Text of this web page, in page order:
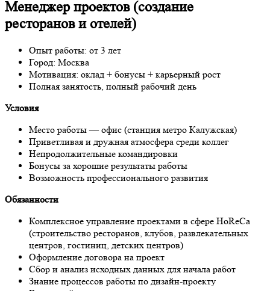
Менеджер проектов (создание
ресторанов и отелей)
Опыт работы: от 3 лет
Город: Москва
Мотивация: оклад + бонусы + карьерный рост
Полная занятость, полный рабочий день
Условия
Место работы — офис (станция метро Калужская)
Приветливая и дружная атмосфера среди коллег
Непродолжительные командировки
Бонусы за хорошие результаты работы
Возможность профессионального развития
Обязанности
Комплексное управление проектами в сфере HoReCa
(строительство ресторанов, клубов, развлекательных
центров, гостиниц, детских центров)
Оформление договора на проект
Сбор и анализ исходных данных для начала работ
Знание процессов работы по дизайн-проекту